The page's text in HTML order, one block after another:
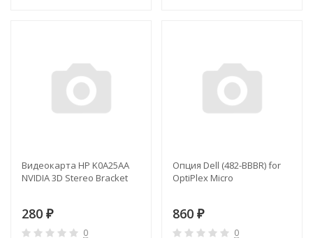
Видеокарта HP K0A25AA
NVIDIA 3D Stereo Bracket
280 ₽
0
Опция Dell (482-BBBR) for
OptiPlex Micro
860 ₽
0